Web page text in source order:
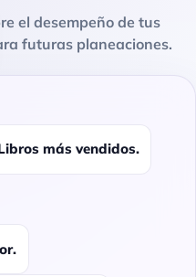
el desempeño de tus
futuras planeaciones.
más vendidos.